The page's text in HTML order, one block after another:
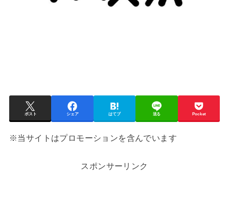
ポスト シェア はてブ 送る Pocket
※当サイトはプロモーションを含んでいます
スポンサーリンク